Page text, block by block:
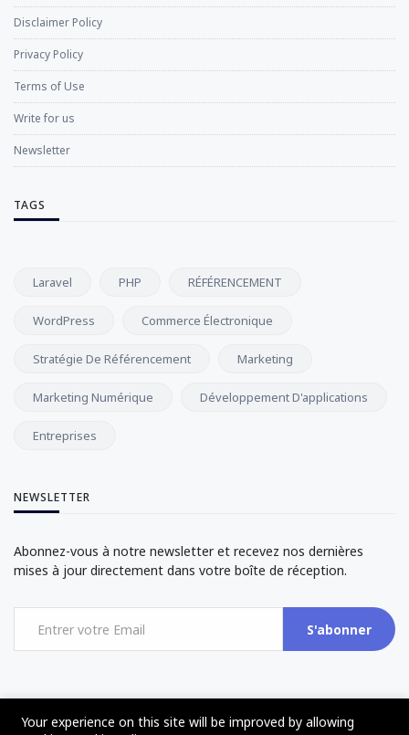
Disclaimer Policy
Privacy Policy
Terms of Use
Write for us
Newsletter
TAGS
Laravel PHP RÉFÉRENCEMENT
WordPress Commerce Électronique
Stratégie De Référencement Marketing
Marketing Numérique Développement D'applications
Entreprises
NEWSLETTER
Abonnez-vous à notre newsletter et recevez nos dernières
mises à jour directement dans votre boîte de réception.
S'abonner
Your experience on this site will be improved by allowing